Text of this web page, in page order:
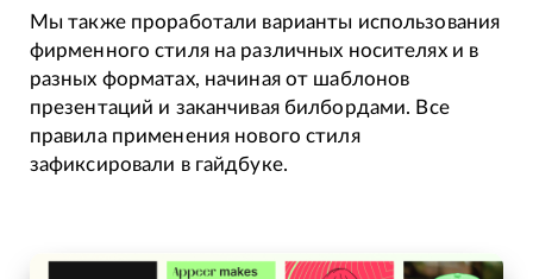
Мы также проработали варианты использования
фирменного стиля на различных носителях и в
разных форматах, начиная от шаблонов
презентаций и заканчивая билбордами. Все
правила применения нового стиля
зафиксировали в гайдбуке.